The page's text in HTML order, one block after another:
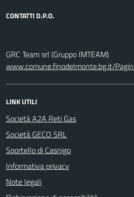
CONTATTI D.P.O.
GRC Team srl (Gruppo IMTEAM)
www.comune.finodelmonte.bg.it/
LINK UTILI
Società A2A Reti Gas
Società GECO SRL
Sportello di Casnigo
Informativa privacy
Note legali